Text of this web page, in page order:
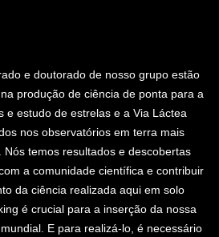
e doutorado de nosso grupo estão
produção de ciência de ponta para a
e estudo de estrelas e a Via Láctea
nos observatórios em terra mais
temos resultados e descobertas
a comunidade científica e contribuir
da ciência realizada aqui em solo
é crucial para a inserção da nossa
E para realizá-lo, é necessário